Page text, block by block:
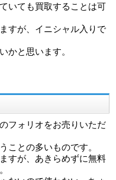
いても買取することは可
すが、イニシャル入りで
かと思います。
フォリオをお売りいただ
ことの多いものです。
すが、あきらめずに無料